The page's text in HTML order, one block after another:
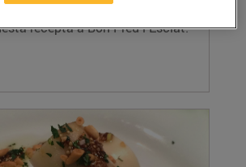
els ingredients necessaris per
recepta a Bon Preu i Esclat!